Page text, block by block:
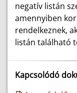
negatív listán
amennyiben
rendelkeznek,
listán található
Kapcsolódó